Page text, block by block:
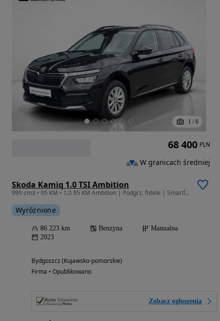
1 / 6
Skoda Kamiq 1.0 TSI Ambition
999 cm3 • 95 KM • 1.0 95 KM Ambition | Podgrz. fotele | Smartlink | Salon Polska | FV
Wyróżnione
86 223 km Benzyna
Manualna
2023
Bydgoszcz (Kujawsko-pomorskie)
Firma • Opublikowano
Zobacz ogłoszenia
68 400 PLN
W granicach średniej